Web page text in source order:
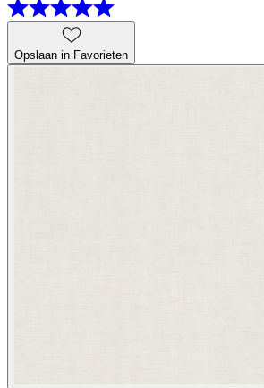
Opslaan in Favorieten